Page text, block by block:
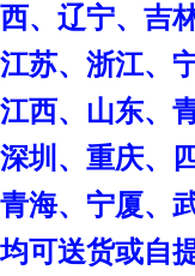
西、辽宁、吉
江苏、浙江、
江西、山东、
深圳、重庆、
青海、宁厦、
均可送货或自